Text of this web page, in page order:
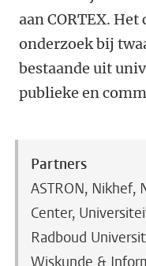
aan CORTEX.
onderzoek bij
bestaande uit
publieke en
Partners
ASTRON, Nikhef,
Center,
Radboud
Wiskunde &